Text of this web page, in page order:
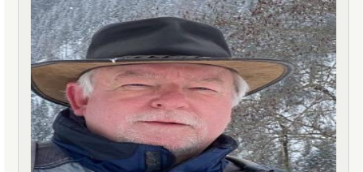
Stern
neuer
Betriebsleiter